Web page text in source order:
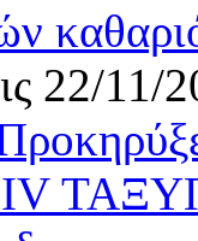
22/11/
ΤΑΞΥΠ